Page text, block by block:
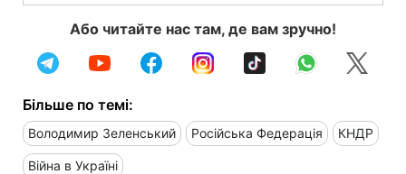
Або читайте нас там, де вам зручно!
Більше по темі:
Володимир Зеленський Російська Федерація КНДР
Війна в Україні